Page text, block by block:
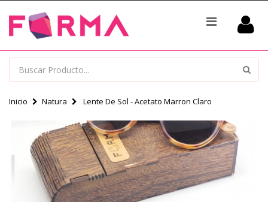
Inicio Natura Lente De Sol - Acetato Marron Claro